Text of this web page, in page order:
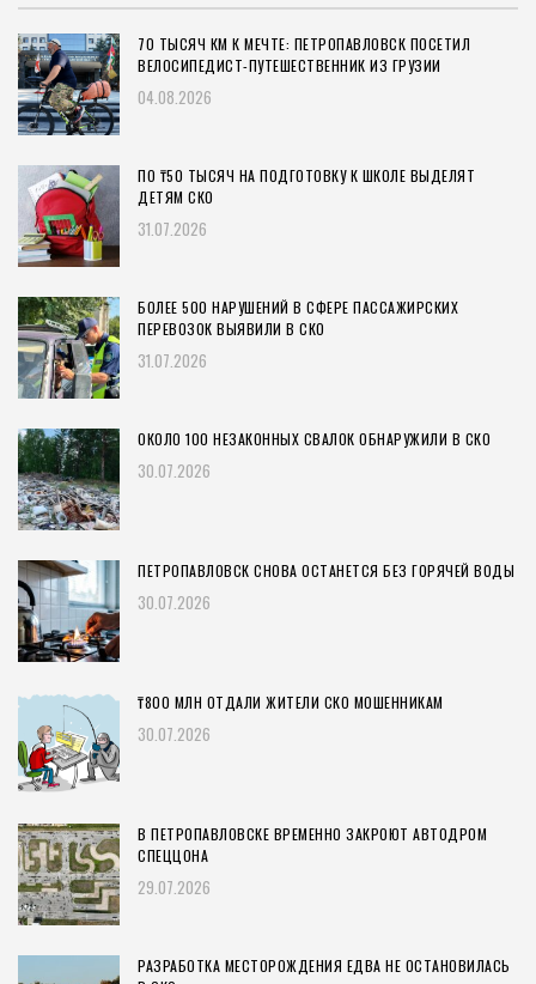
70 ТЫСЯЧ КМ К МЕЧТЕ: ПЕТРОПАВЛОВСК ПОСЕТИЛ
ВЕЛОСИПЕДИСТ-ПУТЕШЕСТВЕННИК ИЗ ГРУЗИИ
04.08.2026
ПО ₸50 ТЫСЯЧ НА ПОДГОТОВКУ К ШКОЛЕ ВЫДЕЛЯТ
ДЕТЯМ СКО
31.07.2026
БОЛЕЕ 500 НАРУШЕНИЙ В СФЕРЕ ПАССАЖИРСКИХ
ПЕРЕВОЗОК ВЫЯВИЛИ В СКО
31.07.2026
ОКОЛО 100 НЕЗАКОННЫХ СВАЛОК ОБНАРУЖИЛИ В СКО
30.07.2026
ПЕТРОПАВЛОВСК СНОВА ОСТАНЕТСЯ БЕЗ ГОРЯЧЕЙ ВОДЫ
30.07.2026
₸800 МЛН ОТДАЛИ ЖИТЕЛИ СКО МОШЕННИКАМ
30.07.2026
В ПЕТРОПАВЛОВСКЕ ВРЕМЕННО ЗАКРОЮТ АВТОДРОМ
СПЕЦЦОНА
29.07.2026
РАЗРАБОТКА МЕСТОРОЖДЕНИЯ ЕДВА НЕ ОСТАНОВИЛАСЬ